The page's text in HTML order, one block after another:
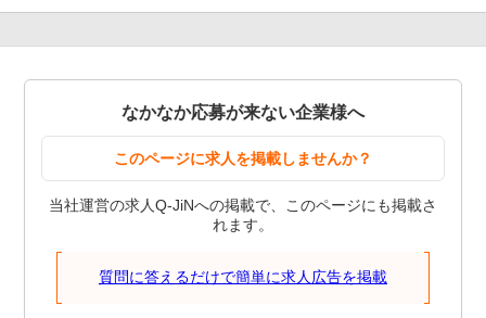
なかなか応募が来ない企業様へ
このページに求人を掲載しませんか？
当社運営の求人Q-JiNへの掲載で、このページにも掲載さ
れます。
質問に答えるだけで簡単に求人広告を掲載